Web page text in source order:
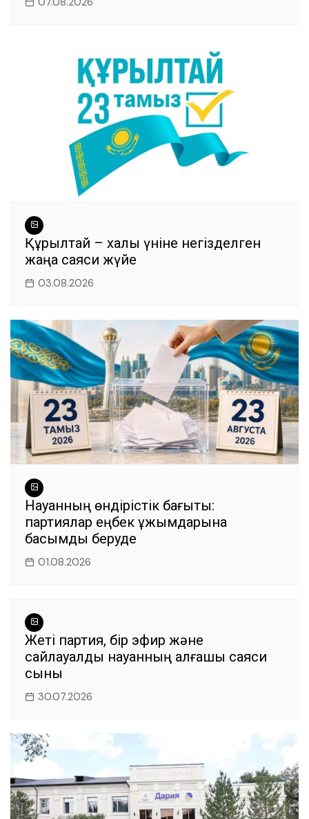
Құрылтай – халық үніне негізделген
жаңа саяси жүйе
03.08.2026
Науқанның өндірістік бағыты:
партиялар еңбек ұжымдарына
басымдық беруде
01.08.2026
Жеті партия, бір эфир және
сайлауалды науқанның алғашқы саяси
сыны
30.07.2026